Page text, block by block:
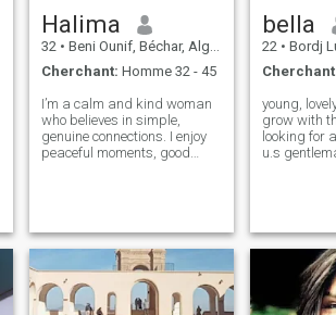
Halima
32 • Beni Ounif, Béchar, Algérie
Cherchant: Homme 32 - 45
I’m a calm and kind woman
who believes in simple,
genuine connections. I enjoy
peaceful moments, good
natural.
bella
22 • Bordj
young,
grow with
looking for
u.s